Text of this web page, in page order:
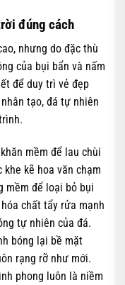
đúng cách
nhưng do đặc thù
của bụi bẩn và nấm
để duy trì vẻ đẹp
tạo, đá tự nhiên
mềm để lau chùi
kẽ hoa văn chạm
mềm để loại bỏ bụi
chất tẩy rửa mạnh
tự nhiên của đá.
bóng lại bề mặt
rạng rỡ như mới.
phong luôn là niềm